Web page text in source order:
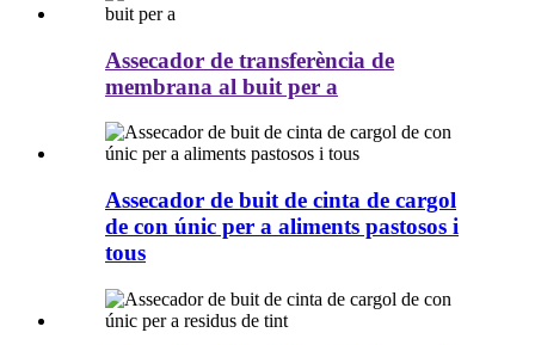
Assecador de transferència de
membrana al buit per a
Assecador de buit de cinta de cargol
de con únic per a aliments pastosos i
tous